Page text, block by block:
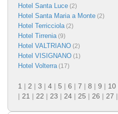
Hotel Santa Luce (2)
Hotel Santa Maria a Monte (2)
Hotel Terricciola(2)
Hotel Tirrenia(9)
Hotel VALTRIANO (2)
Hotel VISIGNANO (1)
Hotel Volterra(17)
1 | 2 | 3 | 4 | 5 | 6 | 7 | 8 | 9 | 10
| 21 | 22 | 23 | 24 | 25 | 26 | 27 |